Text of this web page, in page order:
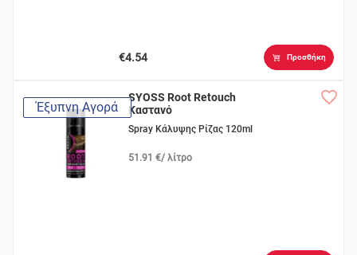
€4.54 Προσθήκη
Έξυπνη Αγορά
SYOSS Root Retouch
Καστανό
Spray Κάλυψης Ρίζας 120ml
51.91 €/ λίτρο